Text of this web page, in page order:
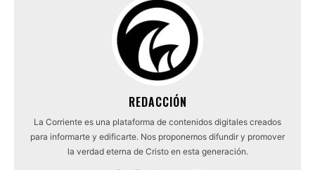
REDACCIÓN
La Corriente es una plataforma de contenidos digitales creados
para informarte y edificarte. Nos proponemos difundir y promover
la verdad eterna de Cristo en esta generación.